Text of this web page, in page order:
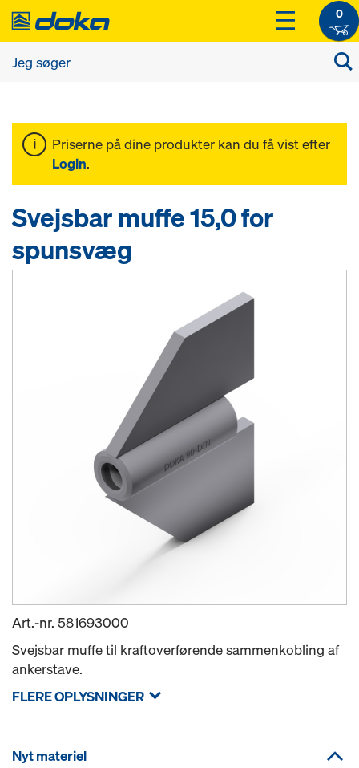
0
Priserne på dine produkter kan du få vist efter
Login.
Svejsbar muffe 15,0 for
spunsvæg
Art.-nr. 581693000
Svejsbar muffe til kraftoverførende sammenkobling af
ankerstave.
FLERE OPLYSNINGER
Nyt materiel